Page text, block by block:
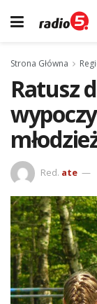
Strona Główna
Ratusz
Red. ate